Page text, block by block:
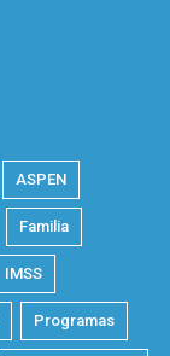
ASPEN
Familia
IMSS
Programas